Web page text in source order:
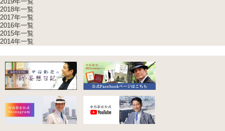
2018年一覧
2017年一覧
2016年一覧
2015年一覧
2014年一覧